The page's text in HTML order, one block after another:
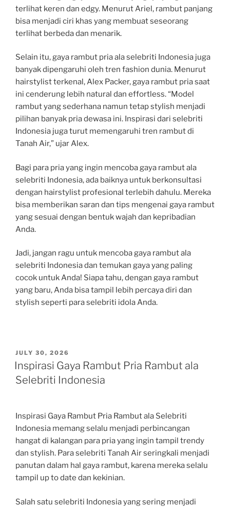
terlihat keren dan edgy. Menurut Ariel, rambut panjang
bisa menjadi ciri khas yang membuat seseorang
terlihat berbeda dan menarik.
Selain itu, gaya rambut pria ala selebriti Indonesia juga
banyak dipengaruhi oleh tren fashion dunia. Menurut
hairstylist terkenal, Alex Packer, gaya rambut pria saat
ini cenderung lebih natural dan effortless. “Model
rambut yang sederhana namun tetap stylish menjadi
pilihan banyak pria dewasa ini. Inspirasi dari selebriti
Indonesia juga turut memengaruhi tren rambut di
Tanah Air,” ujar Alex.
Bagi para pria yang ingin mencoba gaya rambut ala
selebriti Indonesia, ada baiknya untuk berkonsultasi
dengan hairstylist profesional terlebih dahulu. Mereka
bisa memberikan saran dan tips mengenai gaya rambut
yang sesuai dengan bentuk wajah dan kepribadian
Anda.
Jadi, jangan ragu untuk mencoba gaya rambut ala
selebriti Indonesia dan temukan gaya yang paling
cocok untuk Anda! Siapa tahu, dengan gaya rambut
yang baru, Anda bisa tampil lebih percaya diri dan
stylish seperti para selebriti idola Anda.
POSTED
ON
JULY 30, 2026
Inspirasi Gaya Rambut Pria Rambut ala
Selebriti Indonesia
Inspirasi Gaya Rambut Pria Rambut ala Selebriti
Indonesia memang selalu menjadi perbincangan
hangat di kalangan para pria yang ingin tampil trendy
dan stylish. Para selebriti Tanah Air seringkali menjadi
panutan dalam hal gaya rambut, karena mereka selalu
tampil up to date dan kekinian.
Salah satu selebriti Indonesia yang sering menjadi